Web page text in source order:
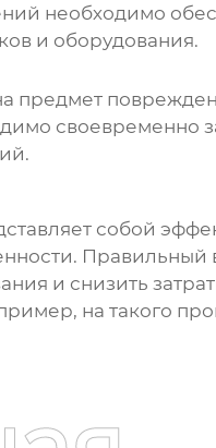
необходимо
и оборудования.
предмет
своевременно
собой
Правильный
и снизить
на такого